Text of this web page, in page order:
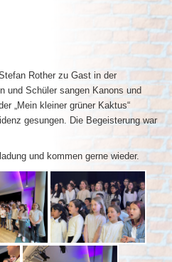
Rother zu Gast in der
und Schüler sangen Kanons und
„Mein kleiner grüner Kaktus“
gesungen. Die Begeisterung war
und kommen gerne wieder.